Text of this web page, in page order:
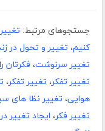
جستجوهای مرتبط:
کنیم، تغییر و تحول در
تغییر سرنوشت، فکرتان
تغییر تفکر، تغییر تفکر،
هوایی، تغییر نظا های
تغییر فکر، ایجاد